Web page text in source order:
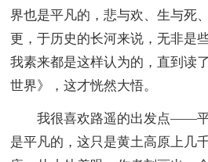
界也是平凡的，悲与欢、生与死
更，于历史的长河来说，无非是
我素来都是这样认为的，直到
世界》，这才恍然大悟。
我很喜欢路遥的出发点——平
是平凡的，这只是黄土高原上几